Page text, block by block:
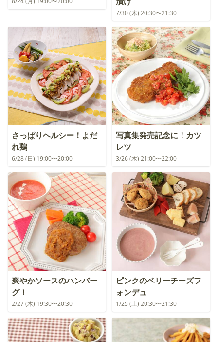
7/30 (木) 20:30〜21:30
さっぱりヘルシー！よだ
れ鶏
6/28 (日) 19:00〜20:00
写真集発売記念に！カツ
レツ
3/26 (木) 21:00〜22:00
爽やかソースのハンバー
グ！
2/27 (木) 19:30〜20:30
ピンクのベリーチーズフ
ォンデュ
1/25 (土) 20:30〜21:30